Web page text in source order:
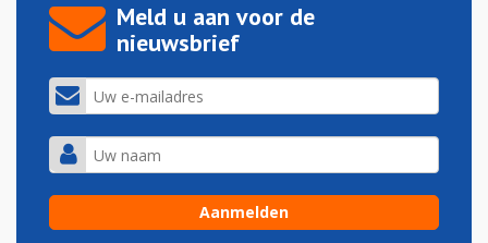
Meld u aan voor de
nieuwsbrief